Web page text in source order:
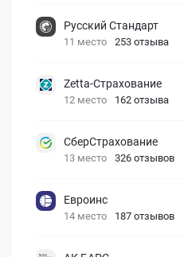
Русский Стандарт
11 место 253 отзыва
Zetta-Страхование
12 место 162 отзыва
СберСтрахование
13 место 326 отзывов
Евроинс
14 место 187 отзывов